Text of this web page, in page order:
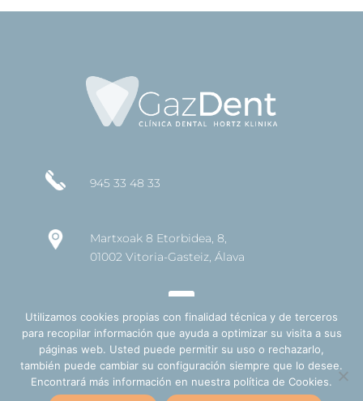
945 33 48 33
Martxoak 8 Etorbidea, 8,
01002 Vitoria-Gasteiz, Álava
AVISO LEGAL
Utilizamos cookies propias con finalidad técnica y de terceros
para recopilar información que ayuda a optimizar su visita a sus
páginas web. Usted puede permitir su uso o rechazarlo,
también puede cambiar su configuración siempre que lo desee.
Encontrará más información en nuestra política de Cookies.